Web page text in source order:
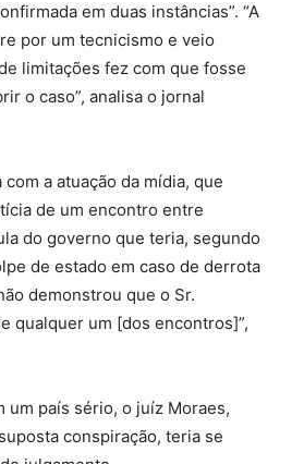
em duas instâncias”. “A
por um tecnicismo e veio
limitações fez com que fosse
o caso”, analisa o jornal
a atuação da mídia, que
de um encontro entre
do governo que teria, segundo
de estado em caso de derrota
demonstrou que o Sr.
qualquer um [dos encontros]”,
um país sério, o juíz Moraes,
conspiração, teria se